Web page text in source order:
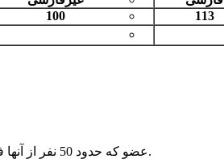
113
100
310 عضو که حدود 50 نفر از آنها فعال مي‌باشند. اکثر اعضا داراي تحصيلات تکميلي مي‌باشند.